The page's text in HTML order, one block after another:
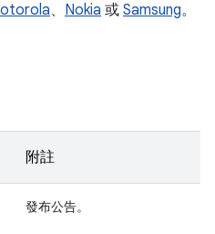
、 Nokia 或 Samsung。
附註
發布公告。